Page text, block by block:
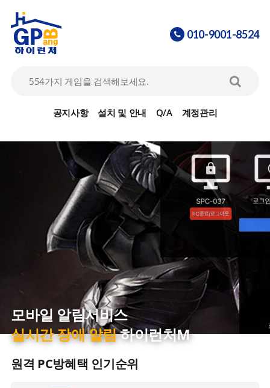
공지사항 설치 및 안내 Q/A 계정관리
010-9001-8524
M
스트리밍 원격PC방
화질 및 성능 차이를
원격 PC방혜택 인기순위
07
08 리니지2
라그나로크 30% 할인 이벤트
바람의나라
FC온라인
메이플스토리
로스트아크
04 라그나로크 30% 할인 이벤트
05 거상 30% 할인 이벤트